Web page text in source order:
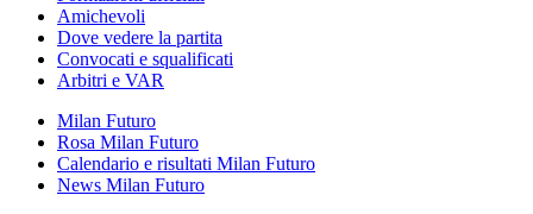
Amichevoli
Dove vedere la partita
Convocati e squalificati
Arbitri e VAR
Milan Futuro
Rosa Milan Futuro
Calendario e risultati Milan Futuro
News Milan Futuro